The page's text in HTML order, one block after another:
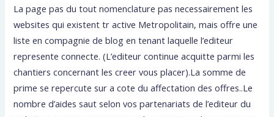
La page pas du tout nomenclature pas necessairement les
websites qui existent tr active Metropolitain, mais offre une
liste en compagnie de blog en tenant laquelle l’editeur
represente connecte. (L’editeur continue acquitte parmi les
chantiers concernant les creer vous placer).La somme de
prime se repercute sur a cote du affectation des offres..Le
nombre d’aides saut selon vos partenariats de l’editeur du